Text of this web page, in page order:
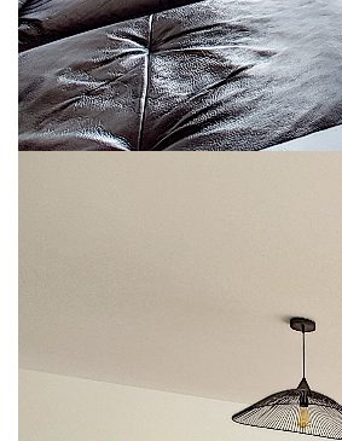
avec climatisation réversible, donnant
de 7 m² plein Sud avec vue dégagée,
donnant sur cour de copropriété, une
équipée et aménagée, une salle
avec placards donnant sur rue calme
Entièrement rénové en 2017
Copropriété de 1965, avec bel espace
parking pour les invités devant
Ses atouts : Secteur prisé, pas de vis-
calme, commodités immédiates